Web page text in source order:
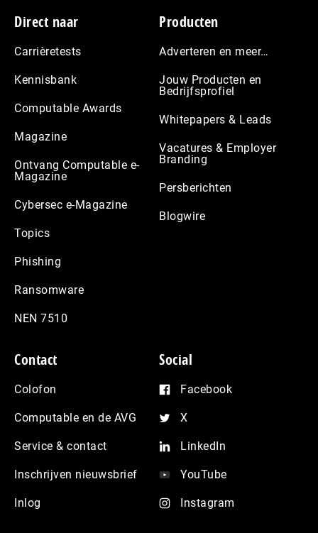
Footer
Direct naar
Carrièretests
Kennisbank
Computable Awards
Magazine
Ontvang Computable e-
Magazine
Cybersec e-Magazine
Topics
Phishing
Ransomware
NEN 7510
Producten
Adverteren en meer…
Jouw Producten en
Bedrijfsprofiel
Whitepapers & Leads
Vacatures & Employer
Branding
Persberichten
Blogwire
Contact
Colofon
Computable en de AVG
Service & contact
Inschrijven nieuwsbrief
Inlog
Social
Facebook
X
LinkedIn
YouTube
Instagram